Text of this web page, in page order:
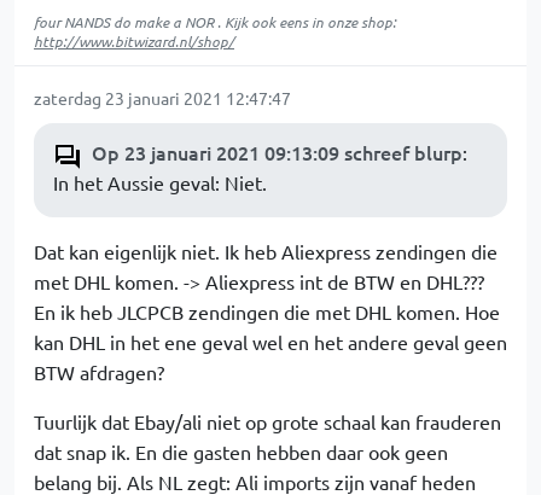
four NANDS do make a NOR . Kijk ook eens in onze shop:
http://www.bitwizard.nl/shop/
zaterdag 23 januari 2021 12:47:47
Op 23 januari 2021 09:13:09 schreef blurp:
In het Aussie geval: Niet.
Dat kan eigenlijk niet. Ik heb Aliexpress zendingen die
met DHL komen. -> Aliexpress int de BTW en DHL???
En ik heb JLCPCB zendingen die met DHL komen. Hoe
kan DHL in het ene geval wel en het andere geval geen
BTW afdragen?
Tuurlijk dat Ebay/ali niet op grote schaal kan frauderen
dat snap ik. En die gasten hebben daar ook geen
belang bij. Als NL zegt: Ali imports zijn vanaf heden